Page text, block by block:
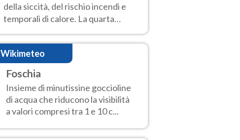
della siccità, del rischio incendi e
temporali di calore. La quarta
tregua e durerà fino Ferragosto
Wikimeteo
Foschia
Insieme di minutissine goccioline
di acqua che riducono la visibilità
a valori compresi tra 1 e 10 c...